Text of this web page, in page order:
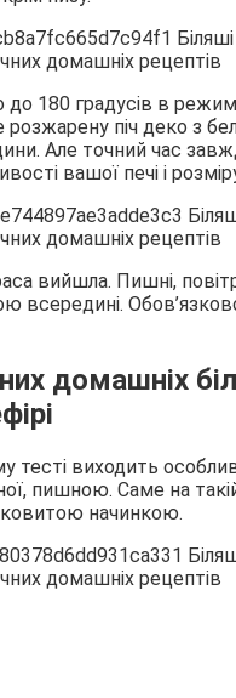
до 180 градусів в
розжарену піч деко з
Але точний час
вашої печі і
вийшла. Пишні,
всередині.
домашніх
тесті виходить
пишною. Саме на
начинкою.